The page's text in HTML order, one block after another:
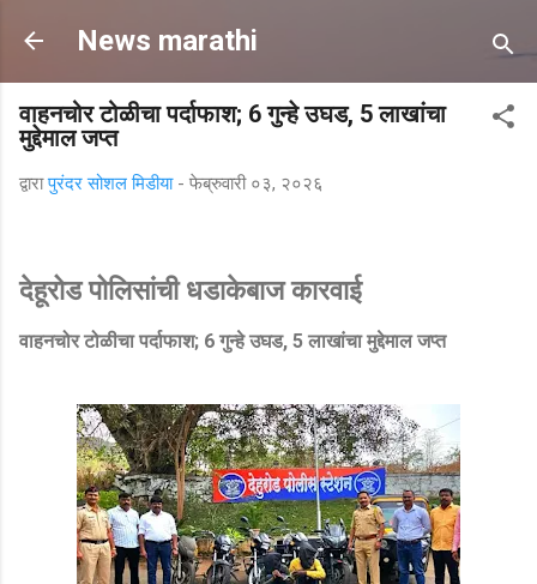
मुख्य सामग्रीवर वगळा
News marathi
वाहनचोर टोळीचा पर्दाफाश; 6 गुन्हे उघड, 5 लाखांचा
मुद्देमाल जप्त
द्वारापुरंदर सोशल मिडीया - फेब्रुवारी ०३, २०२६
देहूरोड पोलिसांची धडाकेबाज कारवाई
वाहनचोर टोळीचा पर्दाफाश; 6 गुन्हे उघड, 5 लाखांचा मुद्देमाल जप्त